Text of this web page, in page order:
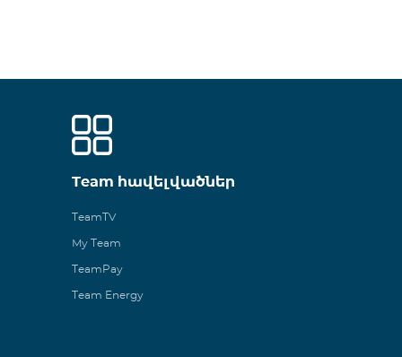
Team հավելվածներ
TeamTV
My Team
TeamPay
Team Energy